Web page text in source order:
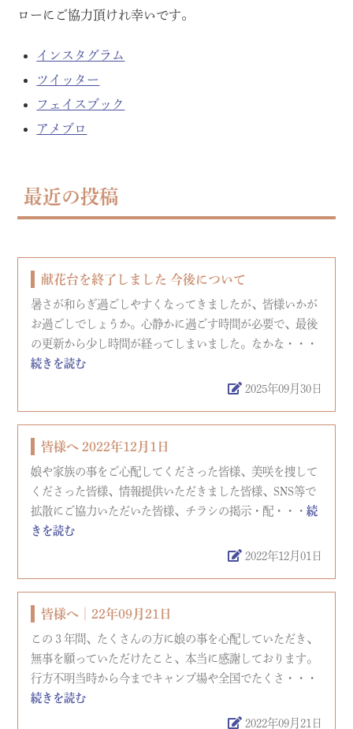
ローにご協力頂けれ幸いです。
インスタグラム
ツイッター
フェイスブック
アメブロ
最近の投稿
献花台を終了しました 今後について
暑さが和らぎ過ごしやすくなってきましたが、皆様いかが
お過ごしでしょうか。心静かに過ごす時間が必要で、最後
の更新から少し時間が経ってしまいました。なかな・・・
続きを読む
2025年09月30日
皆様へ 2022年12月1日
娘や家族の事をご心配してくださった皆様、美咲を捜して
くださった皆様、情報提供いただきました皆様、SNS等で
拡散にご協力いただいた皆様、チラシの掲示・配・・・続
きを読む
2022年12月01日
皆様へ│22年09月21日
この３年間、たくさんの方に娘の事を心配していただき、
無事を願っていただけたこと、本当に感謝しております。
行方不明当時から今までキャンプ場や全国でたくさ・・・
続きを読む
2022年09月21日